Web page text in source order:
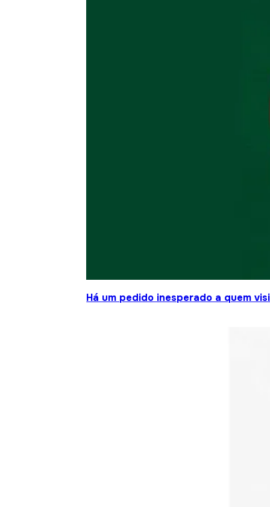
Há um pedido inesperado a quem